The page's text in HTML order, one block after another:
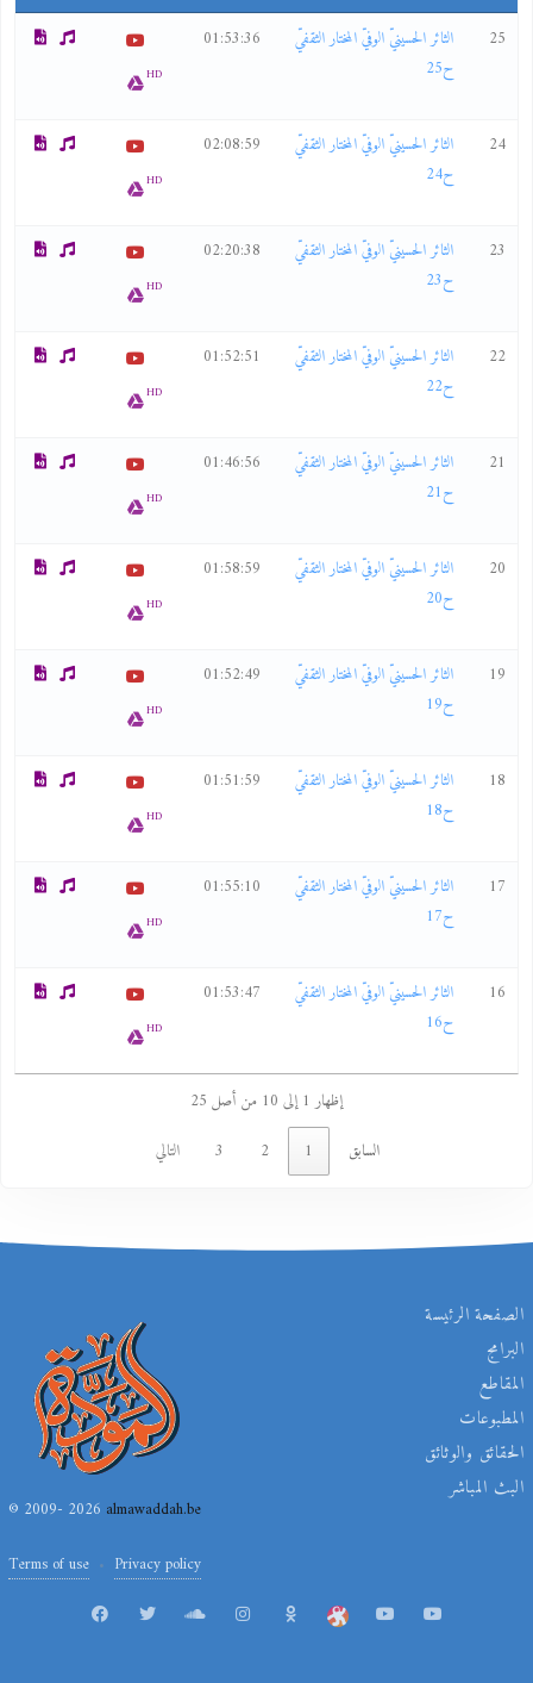
25
الثائر الحسينيّ الوفيّ المختار الثقفيّ
ح25
01:53:36
HD
24
الثائر الحسينيّ الوفيّ المختار الثقفيّ
ح24
02:08:59
HD
23
الثائر الحسينيّ الوفيّ المختار الثقفيّ
ح23
02:20:38
HD
22
الثائر الحسينيّ الوفيّ المختار الثقفيّ
ح22
01:52:51
HD
21
الثائر الحسينيّ الوفيّ المختار الثقفيّ
ح21
01:46:56
HD
20
الثائر الحسينيّ الوفيّ المختار الثقفيّ
ح20
01:58:59
HD
19
الثائر الحسينيّ الوفيّ المختار الثقفيّ
ح19
01:52:49
HD
18
الثائر الحسينيّ الوفيّ المختار الثقفيّ
ح18
01:51:59
HD
17
الثائر الحسينيّ الوفيّ المختار الثقفيّ
ح17
01:55:10
HD
16
الثائر الحسينيّ الوفيّ المختار الثقفيّ
ح16
01:53:47
HD
إظهار 1 إلى 10 من أصل 25
السابق
2 التالي
الصفحة الرئيسة
البرامج
المقاطع
المطبوعات
الحقائق والوثائق
البث المباشر
© 2009- 2026almawaddah.be
Terms of use Privacy policy